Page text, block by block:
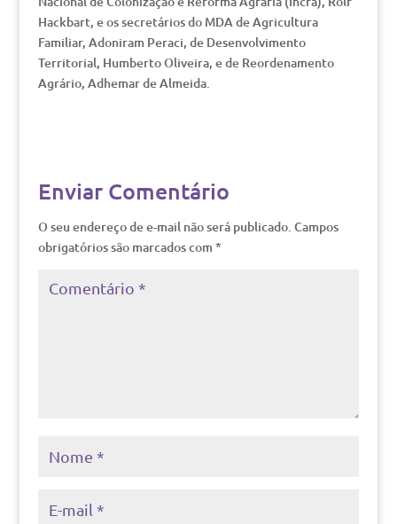
Hackbart, e os secretários do MDA de Agricultura
Familiar, Adoniram Peraci, de Desenvolvimento
Territorial, Humberto Oliveira, e de Reordenamento
Agrário, Adhemar de Almeida.
Enviar Comentário
O seu endereço de e-mail não será publicado. Campos
obrigatórios são marcados com *